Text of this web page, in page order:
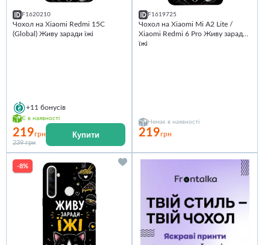
F1620210
Чохол на Xiaomi Redmi 15C
(Global) Живу заради їжі
+11 бонусів
Є в наявності
219грн
239 грн
Купити
F1619725
Чохол на Xiaomi Mi A2 Lite /
Xiaomi Redmi 6 Pro Живу заради
їжі
Немає в наявності
219грн
-8%